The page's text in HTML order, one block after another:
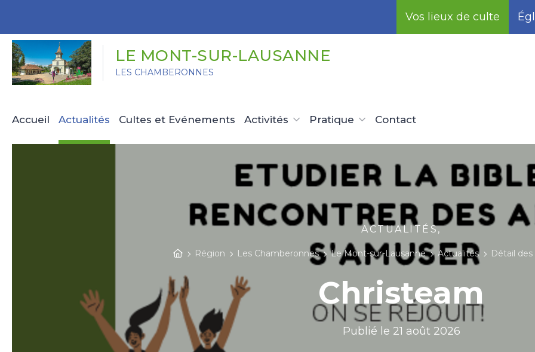
Vos lieux de culte
LE MONT-SUR-LAUSANNE
LES CHAMBERONNES
Accueil Actualités Cultes et Evénements Activités Pratique Contact
ACTUALITÉS,
Région Les Chamberonnes Le Mont-sur-Lausanne Actualités Détail
Christeam
Publié le 21 août 2026